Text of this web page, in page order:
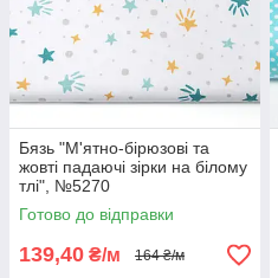
Бязь "М'ятно-бірюзові та
жовті падаючі зірки на білому
тлі", №5270
Готово до відправки
139,40 ₴/м 164 ₴/м